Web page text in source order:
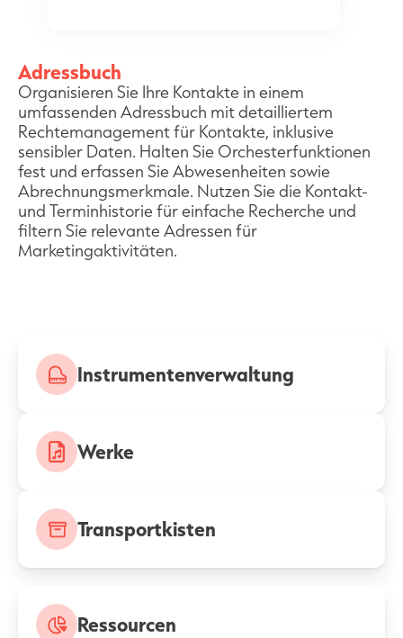
Adressbuch
Organisieren Sie Ihre Kontakte in einem
umfassenden Adressbuch mit detailliertem
Rechtemanagement für Kontakte, inklusive
sensibler Daten. Halten Sie Orchesterfunktionen
fest und erfassen Sie Abwesenheiten sowie
Abrechnungsmerkmale. Nutzen Sie die Kontakt-
und Terminhistorie für einfache Recherche und
filtern Sie relevante Adressen für
Marketingaktivitäten.
Instrumentenverwaltung
Werke
Transportkisten
Ressourcen